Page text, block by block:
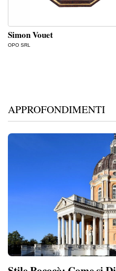
Simon Vouet
OPO SRL
APPROFONDIMENTI